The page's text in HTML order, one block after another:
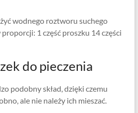
wodnego roztworu suchego
1 część proszku 14 części
do pieczenia
podobny skład, dzięki czemu
ale nie należy ich mieszać.